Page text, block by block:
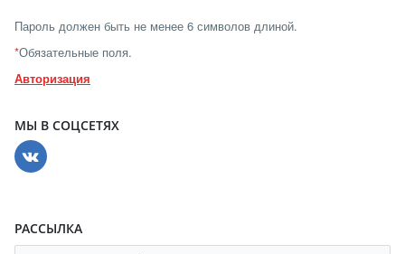
Пароль должен быть не менее 6 символов длиной.
*Обязательные поля.
Авторизация
МЫ В СОЦСЕТЯХ
РАССЫЛКА